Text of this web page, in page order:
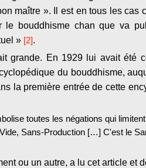
maître ». Il est en tous les cas
le bouddhisme chan que va
» [2].
grande. En 1929 lui avait été
du bouddhisme,
la première entrée de cette
toutes les négations qui
Sans-Production […] C'est le
ou un autre, a lu cet article et